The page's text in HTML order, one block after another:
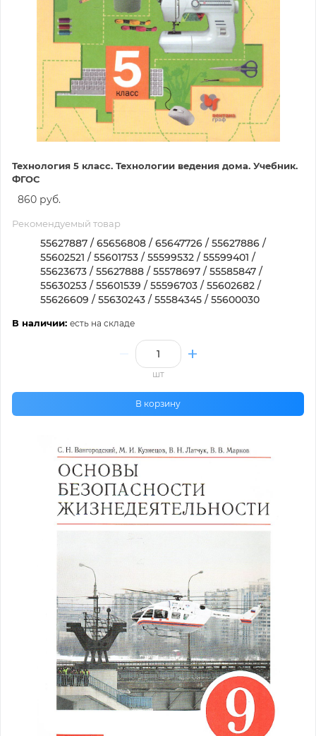
Технология 5 класс. Технологии ведения дома. Учебник.
ФГОС
860 руб.
Рекомендуемый товар
55627887 / 65656808 / 65647726 / 55627886 /
55602521 / 55601753 / 55599532 / 55599401 /
55623673 / 55627888 / 55578697 / 55585847 /
55630253 / 55601539 / 55596703 / 55602682 /
55626609 / 55630243 / 55584345 / 55600030
В наличии: есть на складе
шт
В корзину